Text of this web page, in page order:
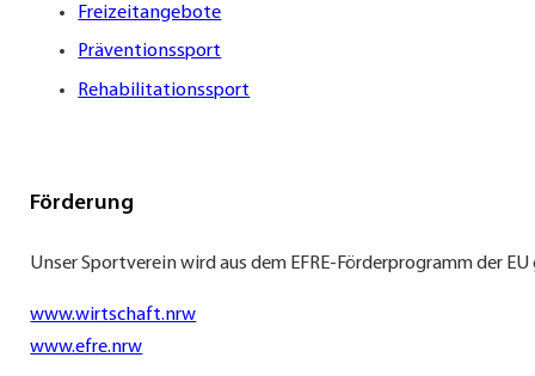
Freizeitangebote
Präventionssport
Rehabilitationssport
Förderung
Unser Sportverein wird aus dem EFRE-Förderprogramm der
www.wirtschaft.nrw
www.efre.nrw